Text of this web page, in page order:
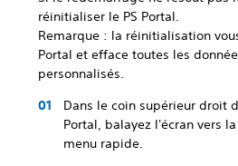
réinitialiser le PS Portal.
Remarque : la réinitialisation
Portal et efface toutes les
personnalisés.
Dans le coin supérieur droit
Portal, balayez l'écran vers
menu rapide.